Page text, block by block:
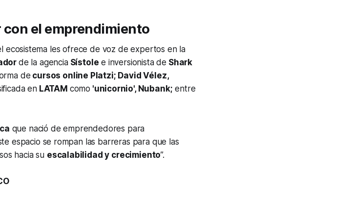
con el emprendimiento
ecosistema les ofrece de voz de expertos en la
de la agenciaSístole e inversionista de Shark
de cursos online Platzi; David Vélez,
enLATAM como 'unicornio', Nubank; entre
que nació de emprendedores para
espacio se rompan las barreras para que las
hacia su escalabilidad y crecimiento”.